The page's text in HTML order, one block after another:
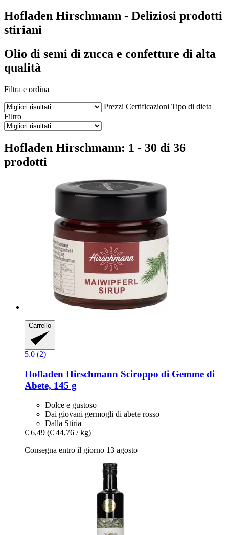
Hofladen Hirschmann - Deliziosi prodotti
stiriani
Olio di semi di zucca e confetture di alta
qualità
Filtra e ordina
Prezzi Certificazioni Tipo di dieta
Filtro
Hofladen Hirschmann: 1 - 30 di 36
prodotti
Carrello
5.0 (2)
Hofladen Hirschmann Sciroppo di Gemme di
Abete, 145 g
Dolce e gustoso
Dai giovani germogli di abete rosso
Dalla Stiria
€ 6,49 (€ 44,76 / kg)
Consegna entro il giorno 13 agosto